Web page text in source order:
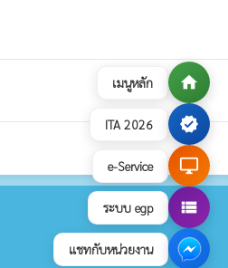
เมนูหลัก home
ITA 2026 verified
e-Service desktop_windows
ระบบ egp view_list
แชทกับหน่วยงาน